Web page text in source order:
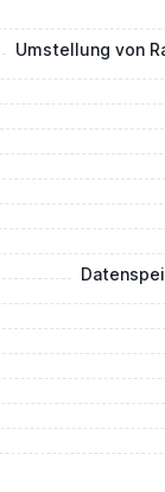
Umstellung von